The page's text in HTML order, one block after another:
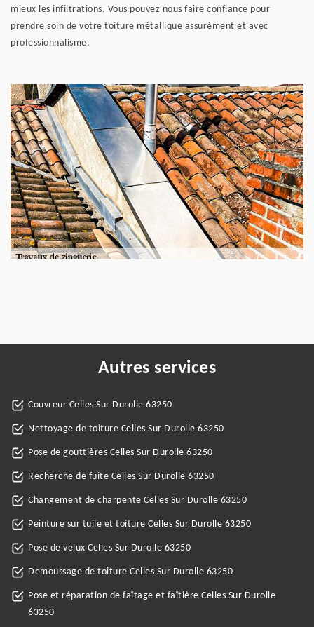
mieux les infiltrations. Vous pouvez nous faire confiance pour
prendre soin de votre toiture métallique assurément et avec
professionnalisme.
Autres services
Couvreur Celles Sur Durolle 63250
Nettoyage de toiture Celles Sur Durolle 63250
Pose de gouttières Celles Sur Durolle 63250
Recherche de fuite Celles Sur Durolle 63250
Changement de charpente Celles Sur Durolle 63250
Peinture sur tuile et toiture Celles Sur Durolle 63250
Pose de velux Celles Sur Durolle 63250
Demoussage de toiture Celles Sur Durolle 63250
Pose et réparation de faîtage et faîtière Celles Sur Durolle
63250